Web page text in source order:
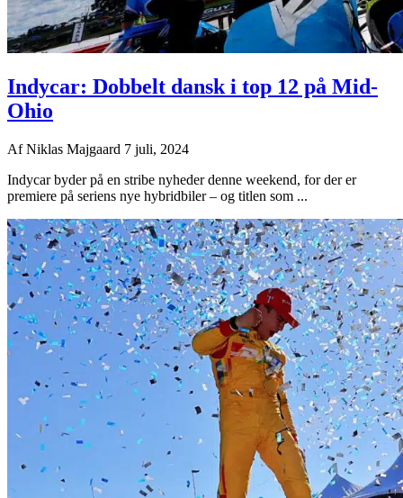
Indycar: Dobbelt dansk i top 12 på Mid-
Ohio
AfNiklas Majgaard 7 juli, 2024
Indycar byder på en stribe nyheder denne weekend, for der er
premiere på seriens nye hybridbiler – og titlen som ...